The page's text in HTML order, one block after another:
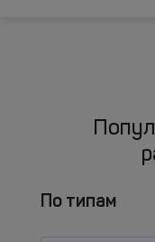
По типам